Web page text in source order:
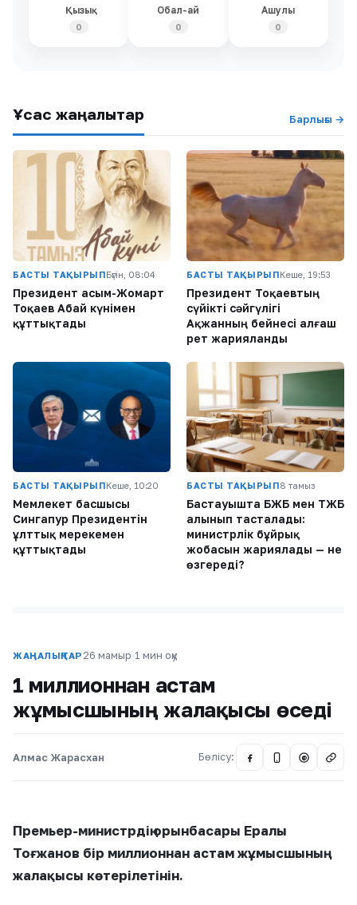
Қызық
0
Обал-ай
0
Ашулы
0
Ұқсас жаңалықтар Барлығы →
БАСТЫ ТАҚЫРЫПБүгін, 08:04
Президент Қасым-Жомарт
Тоқаев Абай күнімен
құттықтады
БАСТЫ ТАҚЫРЫПКеше, 19:53
Президент Тоқаевтың
сүйікті сәйгүлігі
Ақжанның бейнесі алғаш
рет жарияланды
БАСТЫ ТАҚЫРЫПКеше, 10:20
Мемлекет басшысы
Сингапур Президентін
ұлттық мерекемен
құттықтады
БАСТЫ ТАҚЫРЫП8 тамыз
Бастауышта БЖБ мен ТЖБ
алынып тасталады:
министрлік бұйрық
жобасын жариялады — не
өзгереді?
ЖАҢАЛЫҚТАР 26 мамыр·1 мин оқу
1 миллионнан астам
жұмысшының жалақысы өседі
Алмас Жарасхан Бөлісу: @
Премьер-министрдің орынбасары Ералы
Тоғжанов бір миллионнан астам жұмысшының
жалақысы көтерілетінін.